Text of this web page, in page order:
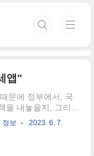
앱"
문에 정부에서, 국
을 내놓을지, 그리고
공할지 모두에게 관
. 전세사기 피해 방
는 어플을 개발한
지를 위한 안심전
정보 2023. 6. 7.